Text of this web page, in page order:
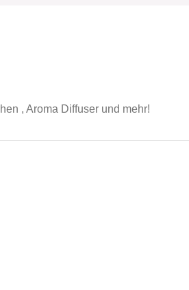
, Aroma Diffuser und mehr!